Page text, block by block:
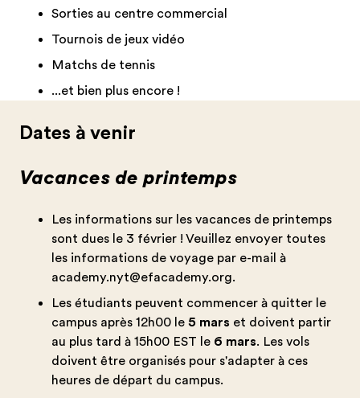
Sorties au centre commercial
Tournois de jeux vidéo
Matchs de tennis
...et bien plus encore !
Dates à venir
Vacances de printemps
Les informations sur les vacances de printemps
sont dues le 3 février ! Veuillez envoyer toutes
les informations de voyage par e-mail à
academy.nyt@efacademy.org.
Les étudiants peuvent commencer à quitter le
campus après 12h00 le 5 mars et doivent partir
au plus tard à 15h00 EST le 6 mars. Les vols
doivent être organisés pour s'adapter à ces
heures de départ du campus.